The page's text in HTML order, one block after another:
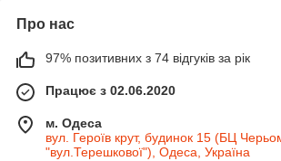
Про нас
97% позитивних з 74 відгуків за рік
Працює з 02.06.2020
м. Одеса
вул. Героїв крут, будинок 15 (БЦ
"вул.Терешкової"), Одеса, Україна